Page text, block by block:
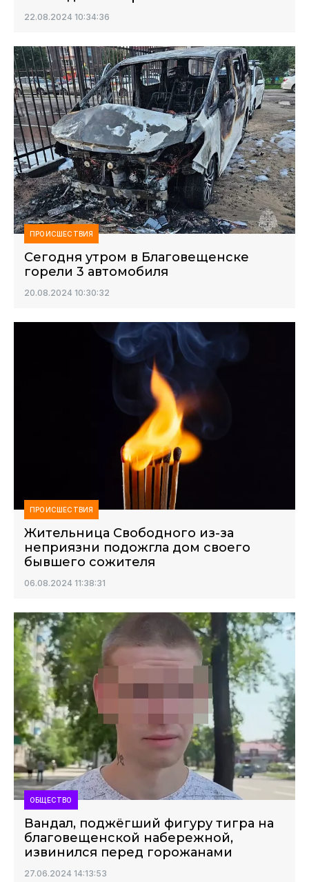
22.08.2024 10:34:36
ПРОИСШЕСТВИЯ
Сегодня утром в Благовещенске
горели 3 автомобиля
20.08.2024 10:30:32
ПРОИСШЕСТВИЯ
Жительница Свободного из-за
неприязни подожгла дом своего
бывшего сожителя
06.08.2024 11:38:31
ОБЩЕСТВО
Вандал, поджёгший фигуру тигра на
благовещенской набережной,
извинился перед горожанами
27.06.2024 14:13:53